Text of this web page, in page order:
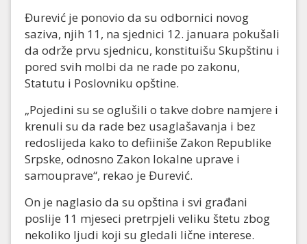
Đurević je ponovio da su odbornici novog
saziva, njih 11, na sjednici 12. januara pokušali
da održe prvu sjednicu, konstituišu Skupštinu i
pored svih molbi da ne rade po zakonu,
Statutu i Poslovniku opštine.
„Pojedini su se oglušili o takve dobre namjere i
krenuli su da rade bez usaglašavanja i bez
redoslijeda kako to defiiniše Zakon Republike
Srpske, odnosno Zakon lokalne uprave i
samouprave“, rekao je Đurević.
On je naglasio da su opština i svi građani
poslije 11 mjeseci pretrpjeli veliku štetu zbog
nekoliko ljudi koji su gledali lične interese.